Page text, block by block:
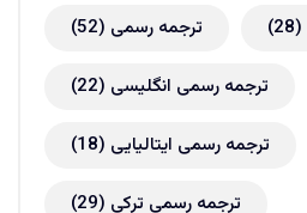
ترجمه رسمی (52) (28)
ترجمه رسمی انگلیسی (22)
ترجمه رسمی ایتالیایی (18)
ترجمه رسمی ترکی (29)